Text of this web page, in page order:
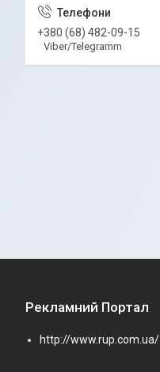
+380 (68) 482-09-15
Viber/Telegramm
Рекламний Портал
http://www.rup.com.ua/